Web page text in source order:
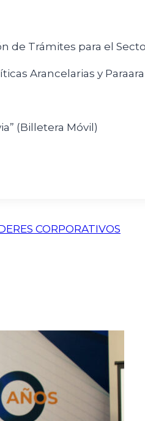
de Trámites para el
Arancelarias y
(Billetera Móvil)
CORPORATIVOS